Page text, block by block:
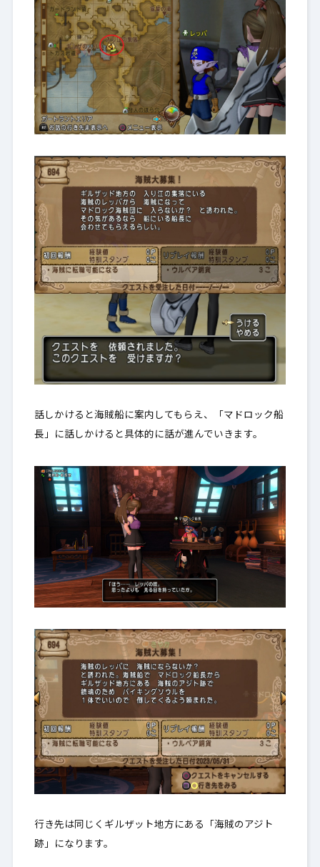
話しかけると海賊船に案内してもらえ、「マドロック船
長」に話しかけると具体的に話が進んでいきます。
行き先は同じくギルザット地方にある「海賊のアジト
跡」になります。